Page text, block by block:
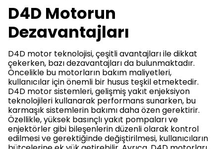
D4D Motorun
Dezavantajları
D4D motor teknolojisi, çeşitli avantajları ile dikkat
çekerken, bazı dezavantajları da bulunmaktadır.
Öncelikle bu motorların bakım maliyetleri,
kullanıcılar için önemli bir husus teşkil etmektedir.
D4D motor sistemleri, gelişmiş yakıt enjeksiyon
teknolojileri kullanarak performans sunarken, bu
karmaşık sistemlerin bakımı daha özen gerektirir.
Özellikle, yüksek basınçlı yakıt pompaları ve
enjektörler gibi bileşenlerin düzenli olarak kontrol
edilmesi ve gerektiğinde değiştirilmesi, kullanıcıların